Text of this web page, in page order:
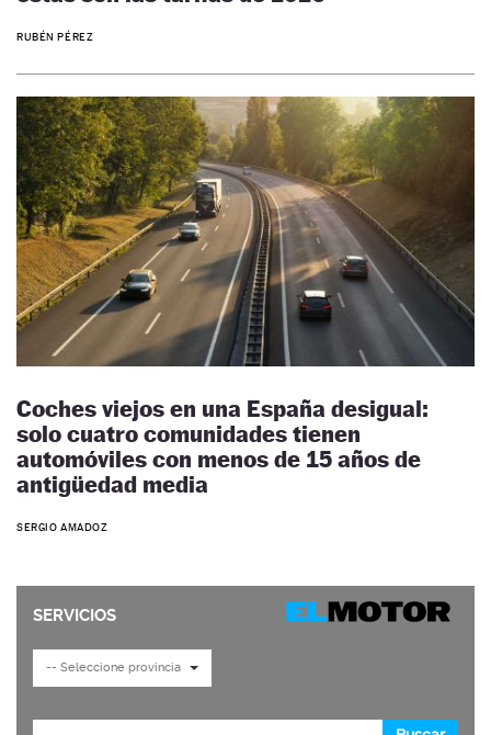
RUBÉN PÉREZ
Coches viejos en una España desigual:
solo cuatro comunidades tienen
automóviles con menos de 15 años de
antigüedad media
SERGIO AMADOZ